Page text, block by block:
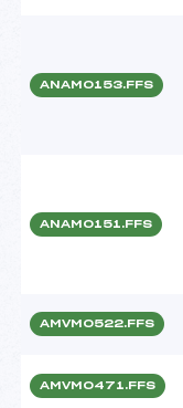
ANAM0153.FFS
ANAM0151.FFS
AMVM0522.FFS
AMVM0471.FFS